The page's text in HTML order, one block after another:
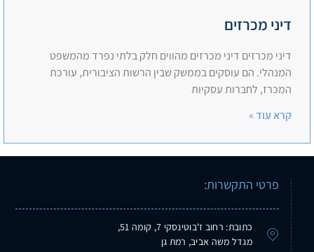
דיני מכרזים
דיני מכרזים דיני מכרזים מהווים חלק בלתי נפרד מהמשפט
המנהלי. הם עוסקים בממשק שבין הרשות הציבורית, עורכת
המכרז, לחברות עסקיות
קרא עוד »
פרטי התקשרות:
כתובת: רחוב ז'בוטינסקי 7, קומה 51,
מגדל משה אביב, רמת גן